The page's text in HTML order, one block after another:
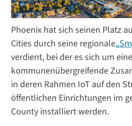
Phoenix hat sich seinen Platz
Cities durch seine regionale
verdient, bei der es sich um eine
kommunenübergreifende
in deren Rahmen IoT auf den
öffentlichen Einrichtungen im
County installiert werden.